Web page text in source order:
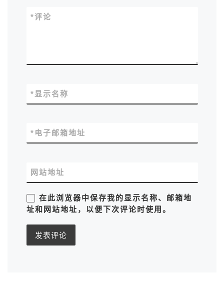
评论
*
显示名称
*
电子邮箱地址
*
网站地址
在此浏览器中保存我的显示名称、邮箱地
址和网站地址，以便下次评论时使用。